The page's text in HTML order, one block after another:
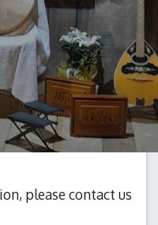
please contact us